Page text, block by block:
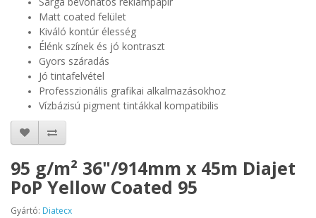
Matt coated felület
Kiváló kontúr élesség
Élénk színek és jó kontraszt
Gyors száradás
Jó tintafelvétel
Professzionális grafikai alkalmazásokhoz
Vízbázisú pigment tintákkal kompatibilis
95 g/m² 36"/914mm x 45m Diajet
PoP Yellow Coated 95
Gyártó: Diatecx